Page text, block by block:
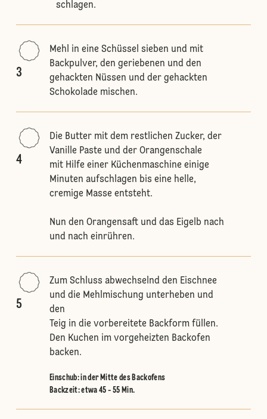
schlagen.
3
Mehl in eine Schüssel sieben und mit
Backpulver, den geriebenen und den
gehackten Nüssen und der gehackten
Schokolade mischen.
4
Die Butter mit dem restlichen Zucker, der
Vanille Paste und der Orangenschale
mit Hilfe einer Küchenmaschine einige
Minuten aufschlagen bis eine helle,
cremige Masse entsteht.
Nun den Orangensaft und das Eigelb nach
und nach einrühren.
5
Zum Schluss abwechselnd den Eischnee
und die Mehlmischung unterheben und
den
Teig in die vorbereitete Backform füllen.
Den Kuchen im vorgeheizten Backofen
backen.
Einschub:in der Mitte des Backofens
Backzeit: etwa 45 - 55 Min.